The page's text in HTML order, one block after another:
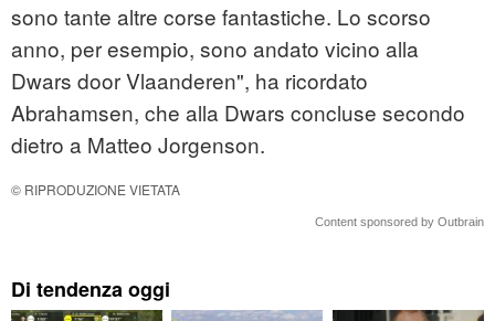
sono tante altre corse fantastiche. Lo scorso
anno, per esempio, sono andato vicino alla
Dwars door Vlaanderen", ha ricordato
Abrahamsen, che alla Dwars concluse secondo
dietro a Matteo Jorgenson.
© RIPRODUZIONE VIETATA
Content sponsored by Outbrain
Di tendenza oggi